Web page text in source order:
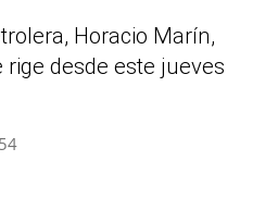
Horacio Marín,
desde este jueves